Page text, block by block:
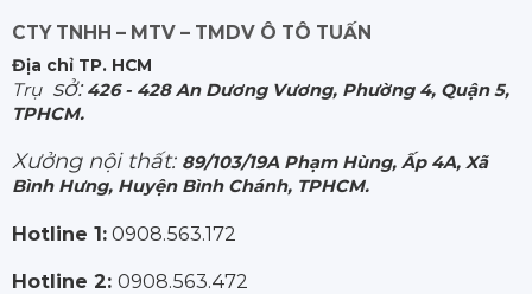
CTY TNHH – MTV – TMDV Ô TÔ TUẤN
Địa chỉ TP. HCM
Trụ sở: 426 - 428 An Dương Vương, Phường 4, Quận 5,
TPHCM.
Xưởng nội thất: 89/103/19A Phạm Hùng, Ấp 4A, Xã
Bình Hưng, Huyện Bình Chánh, TPHCM.
Hotline 1:0908.563.172
Hotline 2: 0908.563.472